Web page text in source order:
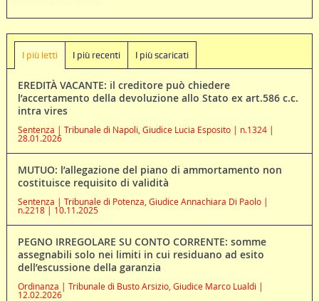
I più letti I più recenti I più scaricati
EREDITÀ VACANTE: il creditore può chiedere
l’accertamento della devoluzione allo Stato ex art.586 c.c.
intra vires
Sentenza | Tribunale di Napoli, Giudice Lucia Esposito | n.1324 |
28.01.2026
MUTUO: l’allegazione del piano di ammortamento non
costituisce requisito di validità
Sentenza | Tribunale di Potenza, Giudice Annachiara Di Paolo |
n.2218 | 10.11.2025
PEGNO IRREGOLARE SU CONTO CORRENTE: somme
assegnabili solo nei limiti in cui residuano ad esito
dell’escussione della garanzia
Ordinanza | Tribunale di Busto Arsizio, Giudice Marco Lualdi |
12.02.2026